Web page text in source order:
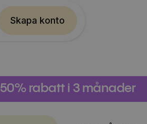
Skapa konto
50% rabatt i 3 månader